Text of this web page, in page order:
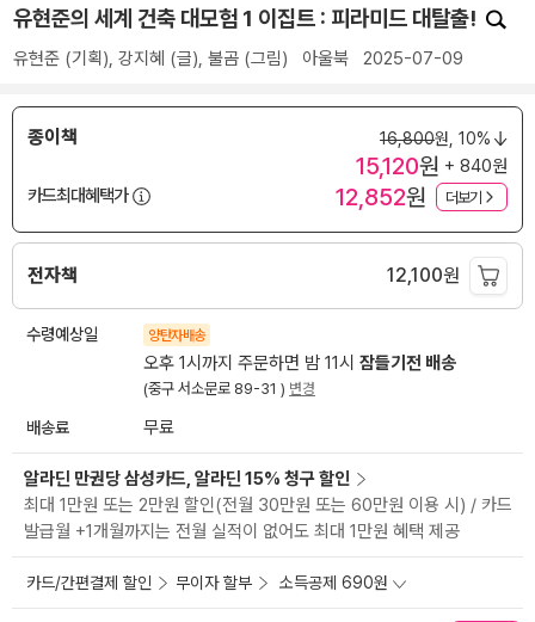
유현준의 세계 건축 대모험 1 이집트 : 피라미드 대탈출!
유현준 (기획), 강지혜 (글), 불곰 (그림) 아울북 2025-07-09
종이책 16,800원, 10%
15,120원 + 840원
카드최대혜택가
12,852원 더보기
전자책 12,100원
수령예상일 양탄자배송
오후 1시까지 주문하면 밤 11시 잠들기전 배송
(중구 서소문로 89-31 ) 변경
배송료 무료
알라딘 만권당 삼성카드, 알라딘 15% 청구 할인
최대 1만원 또는 2만원 할인(전월 30만원 또는 60만원 이용 시) / 카드
발급월 +1개월까지는 전월 실적이 없어도 최대 1만원 혜택 제공
카드/간편결제 할인 무이자 할부 소득공제 690원